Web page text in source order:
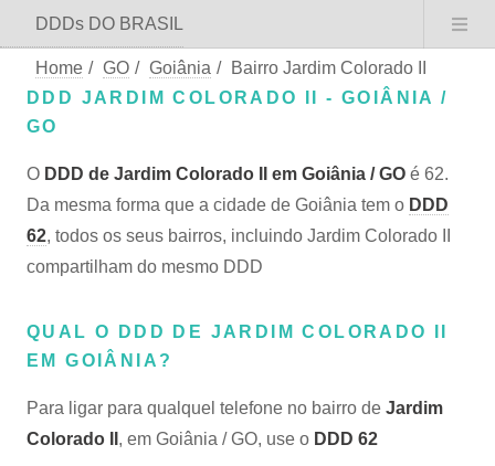
DDDs DO BRASIL
Home / GO / Goiânia /
Bairro Jardim Colorado II
DDD JARDIM COLORADO II - GOIÂNIA /
GO
O DDD de Jardim Colorado II em Goiânia / GO é 62.
Da mesma forma que a cidade de Goiânia tem o DDD
62, todos os seus bairros, incluindo Jardim Colorado II
compartilham do mesmo DDD
QUAL O DDD DE JARDIM COLORADO II
EM GOIÂNIA?
Para ligar para qualquel telefone no bairro de Jardim
Colorado II , em Goiânia / GO, use o DDD 62